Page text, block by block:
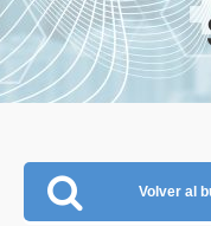
Volver al